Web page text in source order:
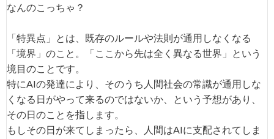
なんのこっちゃ？
「特異点」とは、既存のルールや法則が通用しなくなる
「境界」のこと。「ここから先は全く異なる世界」という
境目のことです。
特にAIの発達により、そのうち人間社会の常識が通用しな
くなる日がやって来るのではないか、という予想があり、
その日のことを指します。
もしその日が来てしまったら、人間はAIに支配されてしま